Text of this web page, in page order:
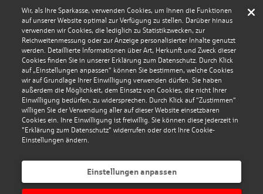
Wir, als Ihre Sparkasse, verwenden Cookies, um Ihnen die Funktionen
auf unserer Website optimal zur Verfügung zu stellen. Darüber hinaus
verwenden wir Cookies, die lediglich zu Statistikzwecken, zur
Reichweitenmessung oder zur Anzeige personalisierter Inhalte genutzt
werden. Detaillierte Informationen über Art, Herkunft und Zweck dieser
Cookies finden Sie in unserer Erklärung zum Datenschutz. Durch Klick
auf „Einstellungen anpassen“ können Sie bestimmen, welche Cookies
wir auf Grundlage Ihrer Einwilligung verwenden dürfen. Sie haben
außerdem die Möglichkeit, dem Einsatz von Cookies, die nicht Ihrer
Einwilligung bedürfen, zu widersprechen. Durch Klick auf “Zustimmen“
willigen Sie der Verwendung aller auf dieser Website einsetzbaren
Cookies ein. Ihre Einwilligung ist freiwillig. Sie können diese jederzeit in
"Erklärung zum Datenschutz" widerrufen oder dort Ihre Cookie-
Einstellungen ändern.
Einstellungen anpassen